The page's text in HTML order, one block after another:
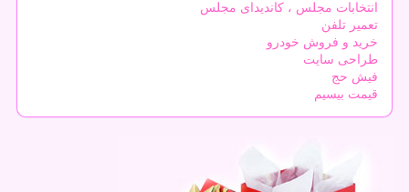
انتخابات مجلس ، کاندیدای مجلس
تعمیر تلفن
خرید و فروش خودرو
طراحی سایت
فیش حج
قیمت بیسیم